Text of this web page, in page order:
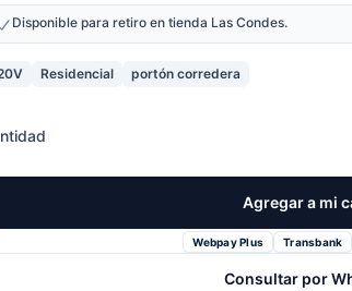
Disponible para retiro en tienda Las Condes.
Residencial portón corredera
Agregar a mi
Webpay Plus Transbank
Consultar por